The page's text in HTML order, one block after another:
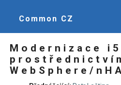
Common CZ
Modernizace
WebSphere/